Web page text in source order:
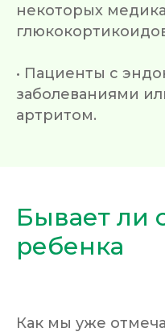
некоторых
• Пациенты с
заболеваниями
артритом.
Бывает ли
ребенка
Как мы уже